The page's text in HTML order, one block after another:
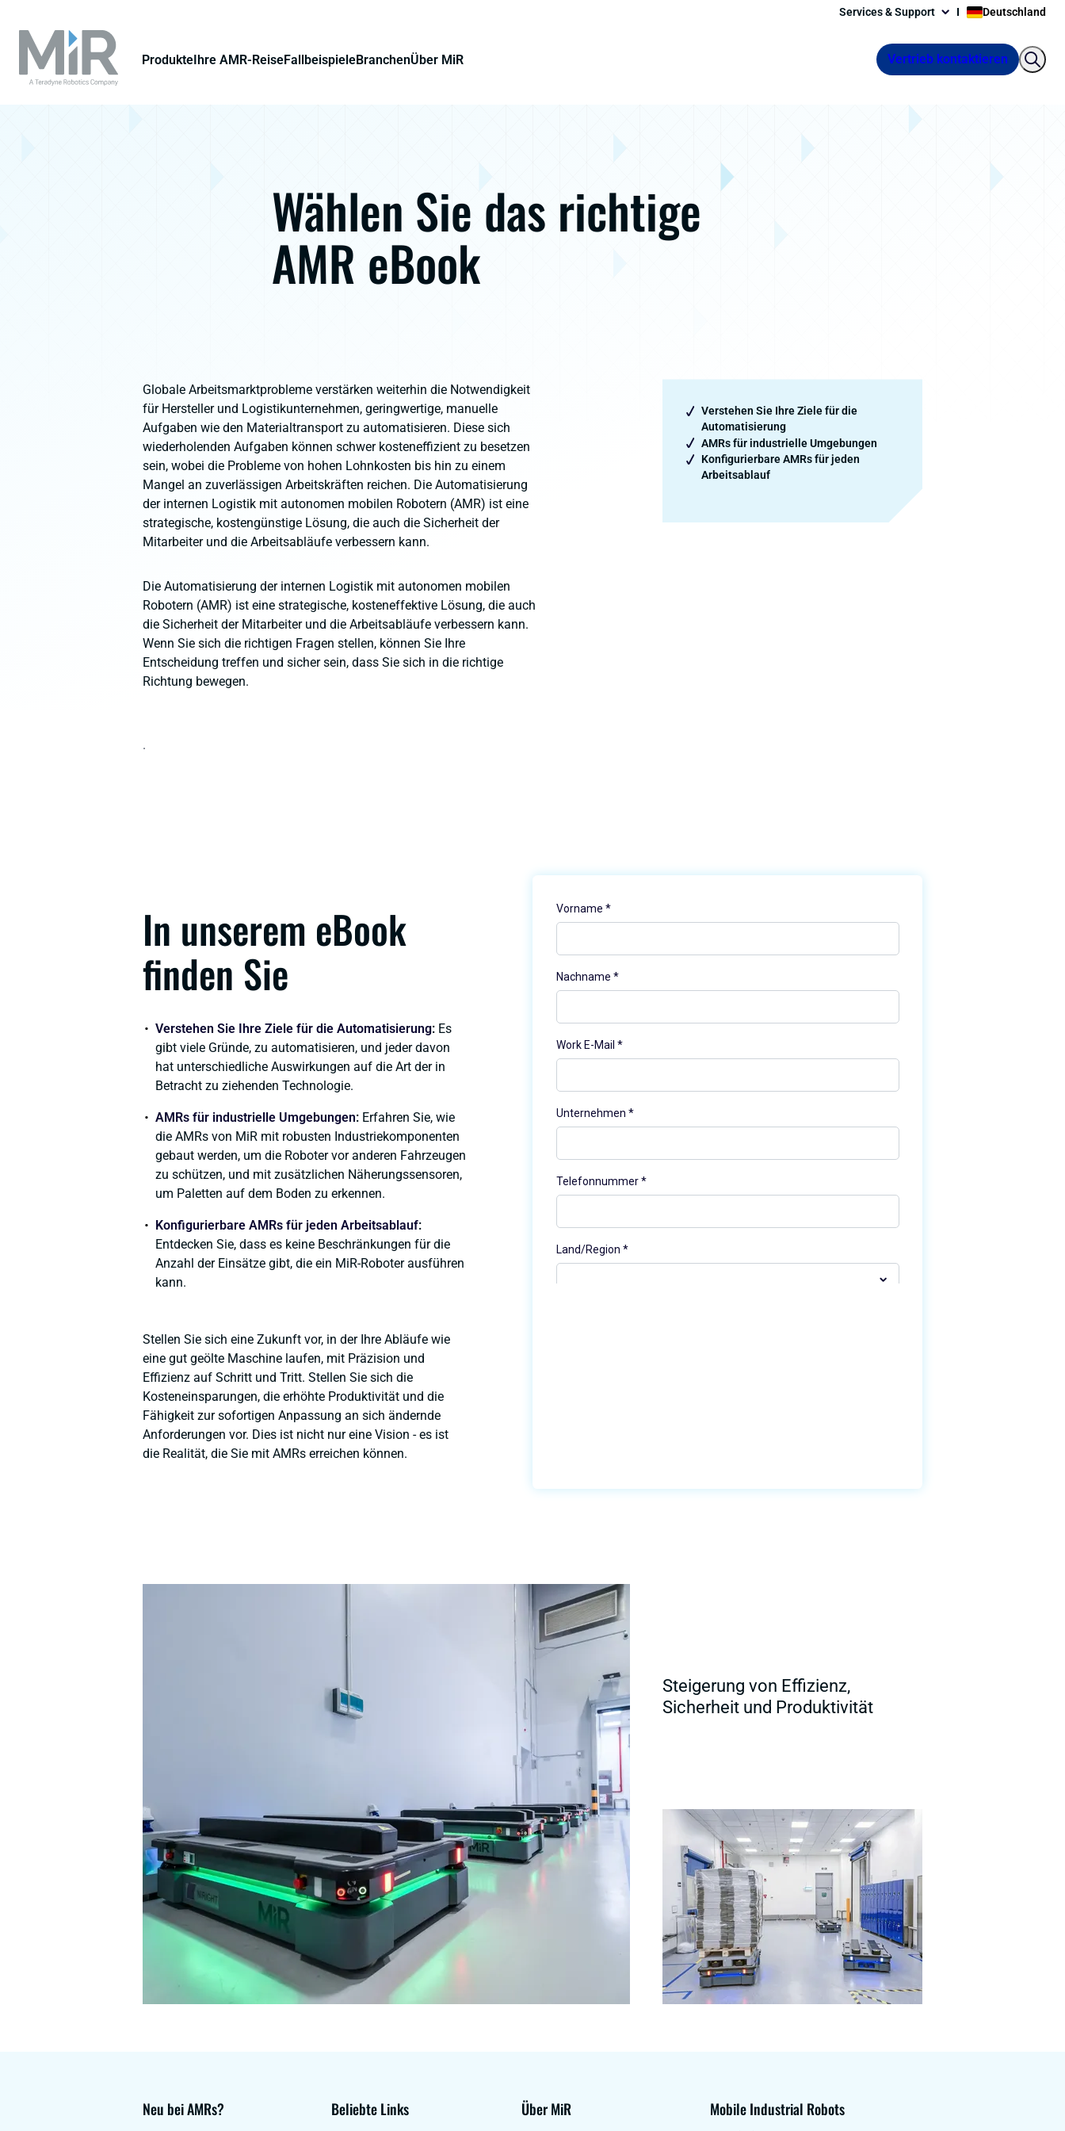
Services & Support Deutschland
ProdukteIhre AMR-ReiseFallbeispieleBranchenÜber MiR Vertrieb kontaktieren
Wählen Sie das richtige
AMR eBook
Globale Arbeitsmarktprobleme verstärken weiterhin die Notwendigkeit
für Hersteller und Logistikunternehmen, geringwertige, manuelle
Aufgaben wie den Materialtransport zu automatisieren. Diese sich
wiederholenden Aufgaben können schwer kosteneffizient zu besetzen
sein, wobei die Probleme von hohen Lohnkosten bis hin zu einem
Mangel an zuverlässigen Arbeitskräften reichen. Die Automatisierung
der internen Logistik mit autonomen mobilen Robotern (AMR) ist eine
strategische, kostengünstige Lösung, die auch die Sicherheit der
Mitarbeiter und die Arbeitsabläufe verbessern kann.
Die Automatisierung der internen Logistik mit autonomen mobilen
Robotern (AMR) ist eine strategische, kosteneffektive Lösung, die auch
die Sicherheit der Mitarbeiter und die Arbeitsabläufe verbessern kann.
Wenn Sie sich die richtigen Fragen stellen, können Sie Ihre
Entscheidung treffen und sicher sein, dass Sie sich in die richtige
Richtung bewegen.
.
Verstehen Sie Ihre Ziele für die
Automatisierung
AMRs für industrielle Umgebungen
Konfigurierbare AMRs für jeden
Arbeitsablauf
In unserem eBook
finden Sie
Verstehen Sie Ihre Ziele für die Automatisierung: Es
gibt viele Gründe, zu automatisieren, und jeder davon
hat unterschiedliche Auswirkungen auf die Art der in
Betracht zu ziehenden Technologie.
AMRs für industrielle Umgebungen: Erfahren Sie, wie
die AMRs von MiR mit robusten Industriekomponenten
gebaut werden, um die Roboter vor anderen Fahrzeugen
zu schützen, und mit zusätzlichen Näherungssensoren,
um Paletten auf dem Boden zu erkennen.
Konfigurierbare AMRs für jeden Arbeitsablauf:
Entdecken Sie, dass es keine Beschränkungen für die
Anzahl der Einsätze gibt, die ein MiR-Roboter ausführen
kann.
Stellen Sie sich eine Zukunft vor, in der Ihre Abläufe wie
eine gut geölte Maschine laufen, mit Präzision und
Effizienz auf Schritt und Tritt. Stellen Sie sich die
Kosteneinsparungen, die erhöhte Produktivität und die
Fähigkeit zur sofortigen Anpassung an sich ändernde
Anforderungen vor. Dies ist nicht nur eine Vision - es ist
die Realität, die Sie mit AMRs erreichen können.
Steigerung von Effizienz,
Sicherheit und Produktivität
Neu bei AMRs? Beliebte Links Über MiR Mobile Industrial Robots